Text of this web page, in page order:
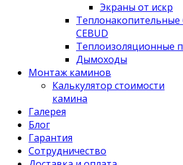
Экраны от искр
Теплонакопительные
CEBUD
Теплоизоляционные
Дымоходы
Монтаж каминов
Калькулятор стоимости
камина
Галерея
Блог
Гарантия
Сотрудничество